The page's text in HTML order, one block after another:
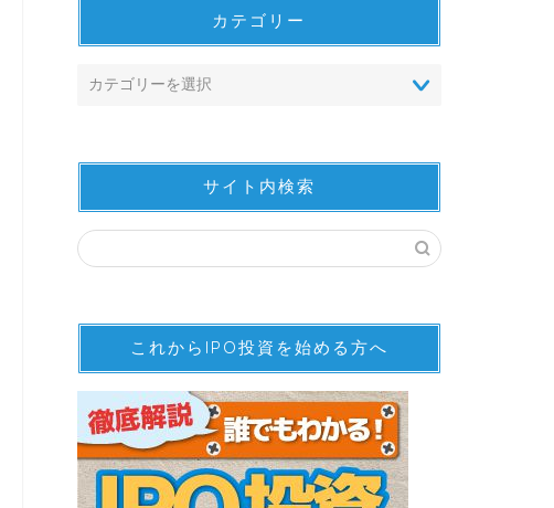
カテゴリー
サイト内検索
これからIPO投資を始める方へ